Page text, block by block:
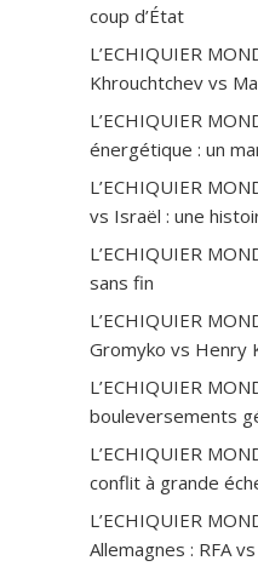
coup d’État
L’ECHIQUIER
Khrouchtchev vs
L’ECHIQUIER
énergétique : un
L’ECHIQUIER
vs Israël : une
L’ECHIQUIER
sans fin
L’ECHIQUIER
Gromyko vs Henry
L’ECHIQUIER
bouleversements
L’ECHIQUIER
conflit à grande
L’ECHIQUIER
Allemagnes : RFA